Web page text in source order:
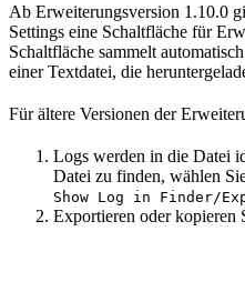
Ab Erweiterungsversion 1.10.0
Settings eine Schaltfläche für
Schaltfläche sammelt
einer Textdatei, die
Für ältere Versionen der
Logs werden in die Datei
Datei zu finden, wählen
Show Log in Finder/
Exportieren oder kopieren